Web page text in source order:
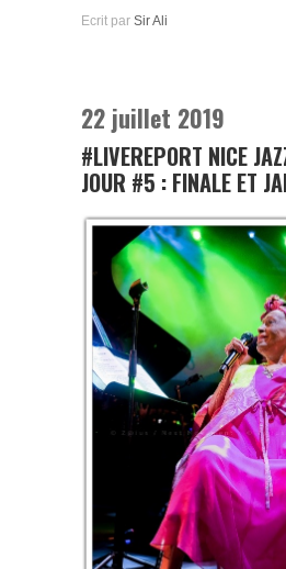
Ecrit par Sir Ali
22 juillet 2019
#LIVEREPORT NICE
JOUR #5 : FINALE ET